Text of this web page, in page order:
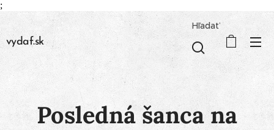
;
vydaf.sk
Hľadať
Posledná šanca na